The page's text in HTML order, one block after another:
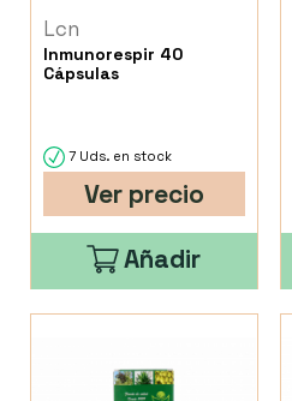
Lcn
Inmunorespir 40
Cápsulas
7 Uds. en stock
Ver precio
Añadir